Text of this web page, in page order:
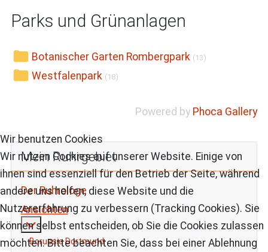
Parks und Grünanlagen
Botanischer Garten Rombergpark (13)
Westfalenpark (18)
Powered by Phoca Gallery
Mein Ruhrgebiet
Der Ruhrologe
Ansichten
Weitere Informationen: Ansichten
Borussia Dortmund
Wir benutzen Cookies
Wir nutzen Cookies auf unserer Website. Einige von
ihnen sind essenziell für den Betrieb der Seite, während
andere uns helfen, diese Website und die
Nutzererfahrung zu verbessern (Tracking Cookies). Sie
können selbst entscheiden, ob Sie die Cookies zulassen
möchten. Bitte beachten Sie, dass bei einer Ablehnung